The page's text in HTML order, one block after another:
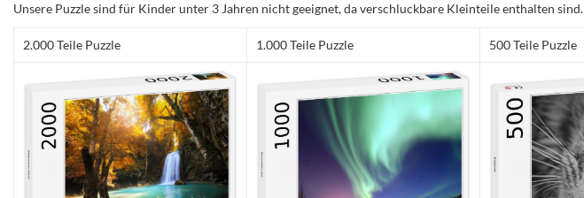
Unsere Puzzle sind für Kinder unter 3 Jahren nicht geeignet, da verschluckbare Kleinteile enthalten sind.
2.000 Teile Puzzle 1.000 Teile Puzzle 500 Teile Puzzle